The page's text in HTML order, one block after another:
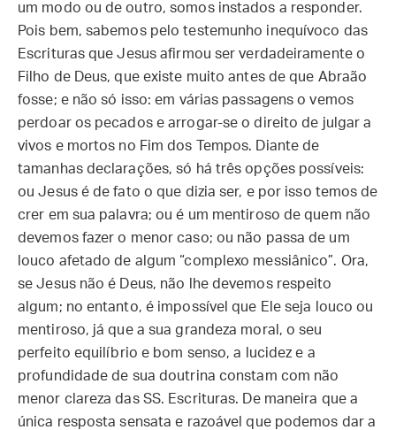
um modo ou de outro, somos instados a responder.
Pois bem, sabemos pelo testemunho inequívoco das
Escrituras que Jesus afirmou ser verdadeiramente o
Filho de Deus, que existe muito antes de que Abraão
fosse; e não só isso: em várias passagens o vemos
perdoar os pecados e arrogar-se o direito de julgar a
vivos e mortos no Fim dos Tempos. Diante de
tamanhas declarações, só há três opções possíveis:
ou Jesus é de fato o que dizia ser, e por isso temos de
crer em sua palavra; ou é um mentiroso de quem não
devemos fazer o menor caso; ou não passa de um
louco afetado de algum “complexo messiânico”. Ora,
se Jesus não é Deus, não lhe devemos respeito
algum; no entanto, é impossível que Ele seja louco ou
mentiroso, já que a sua grandeza moral, o seu
perfeito equilíbrio e bom senso, a lucidez e a
profundidade de sua doutrina constam com não
menor clareza das SS. Escrituras. De maneira que a
única resposta sensata e razoável que podemos dar a